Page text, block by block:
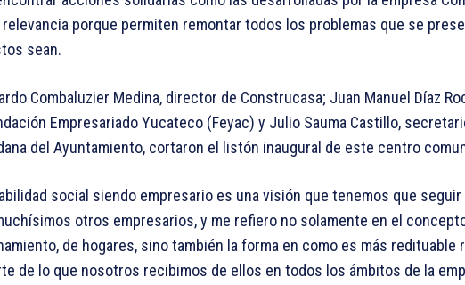
porque permiten remontar todos los problemas que se
sean.
Combaluzier Medina, director de Construcasa; Juan Manuel Díaz
Empresariado Yucateco (Feyac) y Julio Sauma Castillo,
del Ayuntamiento, cortaron el listón inaugural de este centro
social siendo empresario es una visión que tenemos que seguir
otros empresarios, y me refiero no solamente en el
de hogares, sino también la forma en como es más redituable
de lo que nosotros recibimos de ellos en todos los ámbitos de la